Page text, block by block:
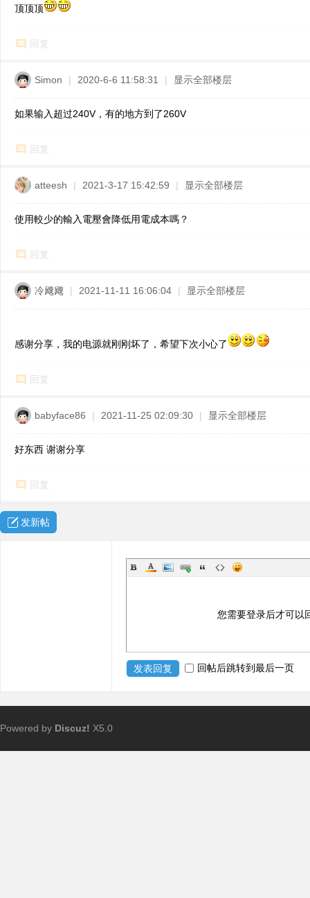
顶顶顶
回复
Simon | 2020-6-6 11:58:31 | 显示全部楼层
如果输入超过240V，有的地方到了260V
回复
atteesh | 2021-3-17 15:42:59 | 显示全部楼层
使用較少的輸入電壓會降低用電成本嗎？
回复
冷飕飕 | 2021-11-11 16:06:04 | 显示全部楼层
感谢分享，我的电源就刚刚坏了，希望下次小心了
回复
babyface86 | 2021-11-25 02:09:30 | 显示全部楼层
好东西 谢谢分享
回复
发新帖
您需要登录后才可以
发表回复 回帖后跳转到最后一页
Powered by Discuz! X5.0